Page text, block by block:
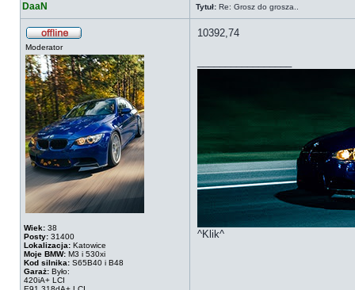
DaaN Tytuł: Re: Grosz do grosza..
Moderator
Wiek: 38
Posty: 31400
Lokalizacja: Katowice
Moje BMW: M3 i 530xi
Kod silnika: S65B40 i B48
Garaż: Było:
420iA+ LCI
10392,74
^Klik^